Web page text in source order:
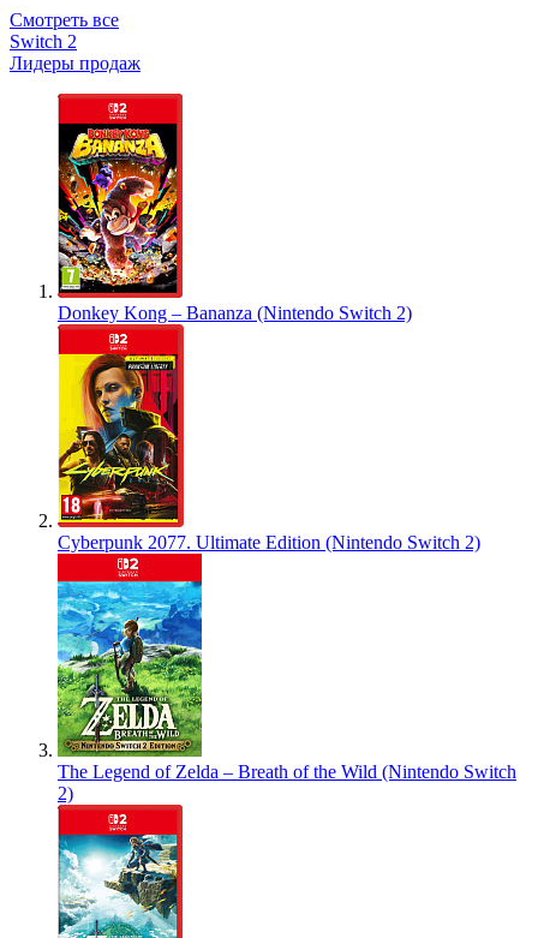
Смотреть все
Switch 2
Лидеры продаж
Donkey Kong – Bananza (Nintendo Switch 2)
Cyberpunk 2077. Ultimate Edition (Nintendo Switch 2)
The Legend of Zelda – Breath of the Wild (Nintendo Switch
2)